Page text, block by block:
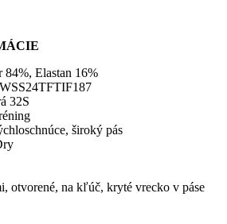
84%, Elastan 16%
32S
široký pás
otvorené, na kľúč, kryté vrecko v páse